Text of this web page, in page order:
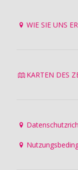
WIE SIE UNS
KARTEN DES